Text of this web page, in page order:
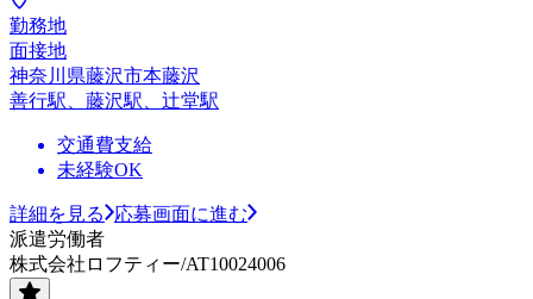
勤務地
面接地
神奈川県藤沢市本藤沢
善行駅、藤沢駅、辻堂駅
交通費支給
未経験OK
詳細を見る
応募画面に進む
派遣労働者
株式会社ロフティー/AT10024006